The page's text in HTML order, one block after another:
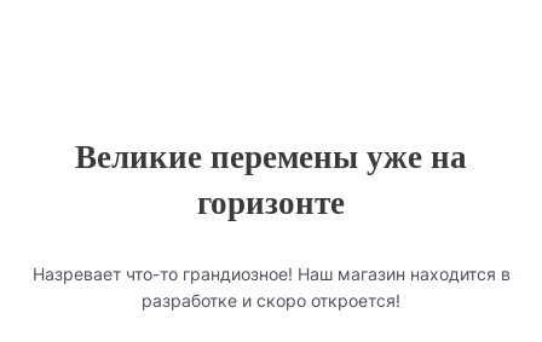
Великие перемены уже на
горизонте
Назревает что-то грандиозное! Наш магазин находится в
разработке и скоро откроется!